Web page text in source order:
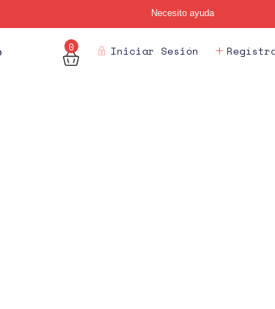
Necesito ayuda
0 Iniciar Sesión